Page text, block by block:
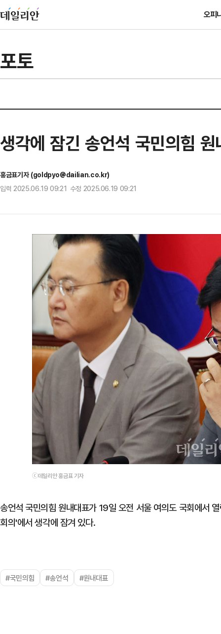
오피
포토
생각에 잠긴 송언석 국민의힘 원
홍금표기자 (goldpyo@dailian.co.kr)
입력 2025.06.19 09:21 수정 2025.06.19 09:21
ⓒ데일리안 홍금표 기자
송언석 국민의힘 원내대표가 19일 오전 서울 여의도 국회에서
회의'에서 생각에 잠겨 있다.
#국민의힘 #송언석 #원내대표